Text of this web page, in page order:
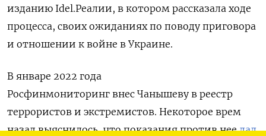
изданию Idel.Реалии, в котором рассказала ходе
процесса, своих ожиданиях по поводу приговора
и отношении к войне в Украине.
В январе 2022 года
Росфинмониторинг внес Чанышеву в реестр
террористов и экстремистов. Некоторое врем
назад выяснилось, что показания против неедал